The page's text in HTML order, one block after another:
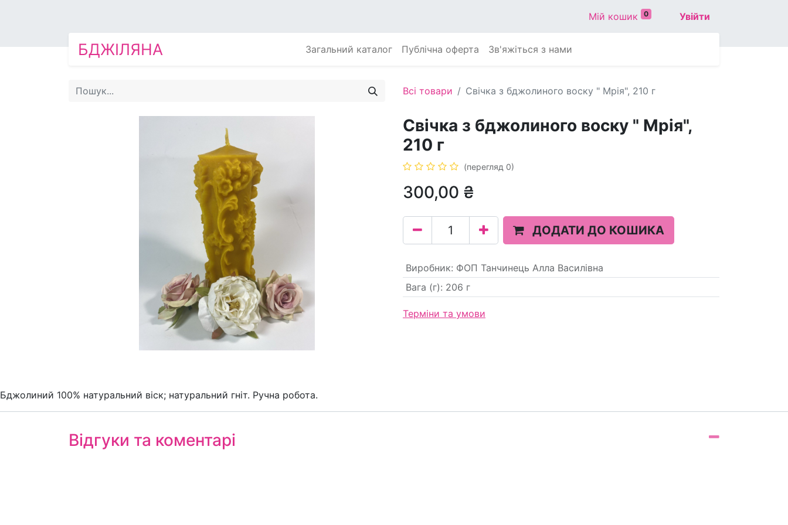
Мій кошик 0 Увійти
БДЖІЛЯНА Загальний каталог Публічна оферта Зв'яжіться з нами
Всі товари Свічка з бджолиного воску " Мрія", 210 г
Свічка з бджолиного воску " Мрія",
210 г
(перегляд 0)
300,00 ₴
ДОДАТИ ДО КОШИКА
Виробник: ФОП Танчинець Алла Василівна
Вага (г): 206 г
Терміни та умови
Бджолиний 100% натуральний віск; натуральний гніт. Ручна робота.
Відгуки та коментарі